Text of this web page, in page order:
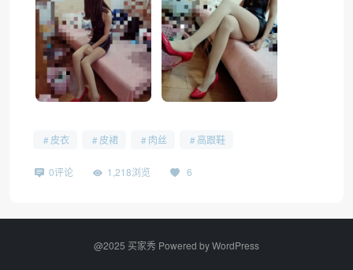
皮衣 皮裙 肉丝 高跟鞋
0评论 1,218浏览 6
@2025 买家秀 Powered byWordPress